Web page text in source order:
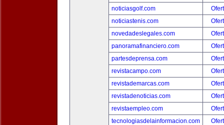
noticiasgolf.com
noticiastenis.com
novedadeslegales.com
panoramafinanciero.com
partesdeprensa.com
revistacampo.com
revistademarcas.com
revistadenoticias.com
revistaempleo.com
tecnologiasdelainformacion.com